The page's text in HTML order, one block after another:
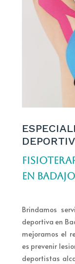
EN
Brindamos
deportiva en
mejoramos el
es prevenir
deportistas